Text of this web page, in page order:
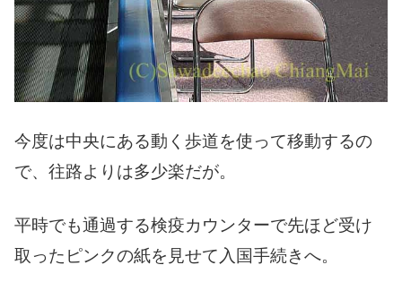
今度は中央にある動く歩道を使って移動するの
で、往路よりは多少楽だが。
平時でも通過する検疫カウンターで先ほど受け
取ったピンクの紙を見せて入国手続きへ。